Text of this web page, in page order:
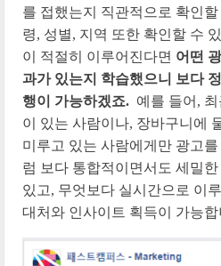
를 접했는지 직관적으로 확인
령, 성별, 지역 또한 확인할 수
이 적절히 이루어진다면 어떤
과가 있는지 학습했으니 보다
행이 가능하겠죠. 예를 들어,
이 있는 사람이나, 장바구니에
미루고 있는 사람에게만 광고
럼 보다 통합적이면서도 세밀
있고, 무엇보다 실시간으로 이
대처와 인사이트 획득이 가능합